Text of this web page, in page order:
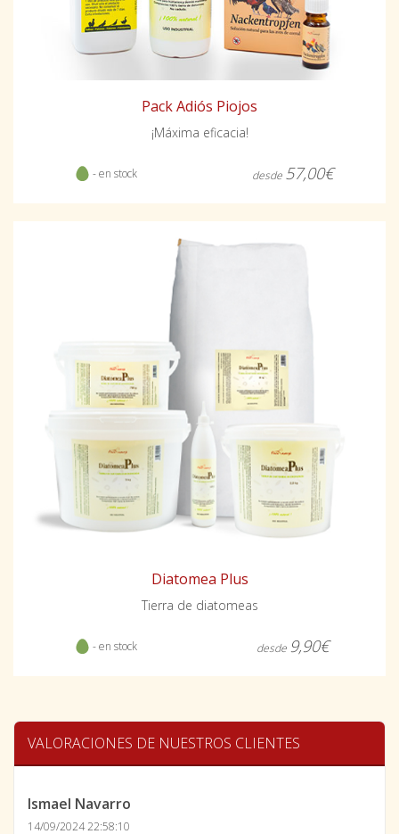
Pack Adiós Piojos
¡Máxima eficacia!
- en stock desde 57,00€
Diatomea Plus
Tierra de diatomeas
- en stock desde 9,90€
VALORACIONES DE NUESTROS CLIENTES
Ismael Navarro
14/09/2024 22:58:10